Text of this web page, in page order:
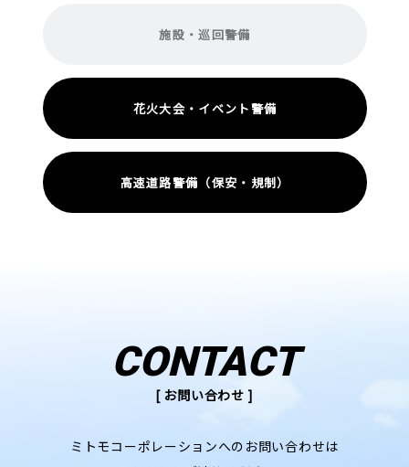
施設・巡回警備
花火大会・イベント警備
高速道路警備（保安・規制）
CONTACT
[ お問い合わせ ]
ミトモコーポレーションへのお問い合わせは